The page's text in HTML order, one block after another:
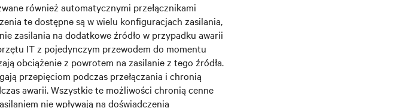
również automatycznymi przełącznikami
te dostępne są w wielu konfiguracjach zasilania,
zasilania na dodatkowe źródło w przypadku awarii
IT z pojedynczym przewodem do momentu
obciążenie z powrotem na zasilanie z tego źródła.
przepięciom podczas przełączania i chronią
awarii. Wszystkie te możliwości chronią cenne
nie wpływają na doświadczenia